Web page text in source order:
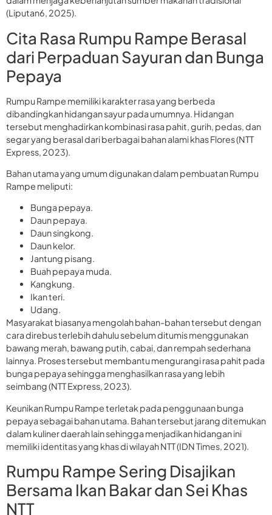
(Liputan6, 2025).
Cita Rasa Rumpu Rampe Berasal
dari Perpaduan Sayuran dan Bunga
Pepaya
Rumpu Rampe memiliki karakter rasa yang berbeda
dibandingkan hidangan sayur pada umumnya. Hidangan
tersebut menghadirkan kombinasi rasa pahit, gurih, pedas, dan
segar yang berasal dari berbagai bahan alami khas Flores (NTT
Express, 2023).
Bahan utama yang umum digunakan dalam pembuatan Rumpu
Rampe meliputi:
Bunga pepaya.
Daun pepaya.
Daun singkong.
Daun kelor.
Jantung pisang.
Buah pepaya muda.
Kangkung.
Ikan teri.
Udang.
Masyarakat biasanya mengolah bahan-bahan tersebut dengan
cara direbus terlebih dahulu sebelum ditumis menggunakan
bawang merah, bawang putih, cabai, dan rempah sederhana
lainnya. Proses tersebut membantu mengurangi rasa pahit pada
bunga pepaya sehingga menghasilkan rasa yang lebih
seimbang (NTT Express, 2023).
Keunikan Rumpu Rampe terletak pada penggunaan bunga
pepaya sebagai bahan utama. Bahan tersebut jarang ditemukan
dalam kuliner daerah lain sehingga menjadikan hidangan ini
memiliki identitas yang khas di wilayah NTT (IDN Times, 2021).
Rumpu Rampe Sering Disajikan
Bersama Ikan Bakar dan Sei Khas
NTT